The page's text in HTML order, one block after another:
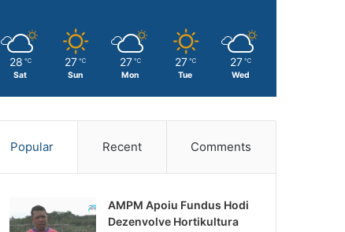
28 ℃
Sat
27 ℃
Sun
27 ℃
Mon
27 ℃
Tue
27 ℃
Wed
Popular Recent Comments
AMPM Apoiu Fundus Hodi
Dezenvolve Hortikultura